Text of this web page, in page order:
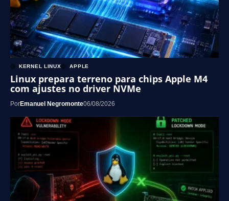
KERNEL LINUX APPLE
Linux prepara terreno para chips Apple M4
com ajustes no driver NVMe
PorEmanuel Negromonte06/08/2026